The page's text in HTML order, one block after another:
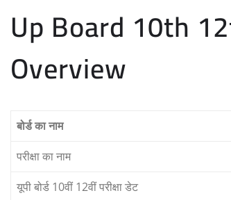
Up Board 10th
Overview
बोर्ड का नाम
परीक्षा का नाम
यूपी बोर्ड 10वीं 12वीं परीक्षा डेट